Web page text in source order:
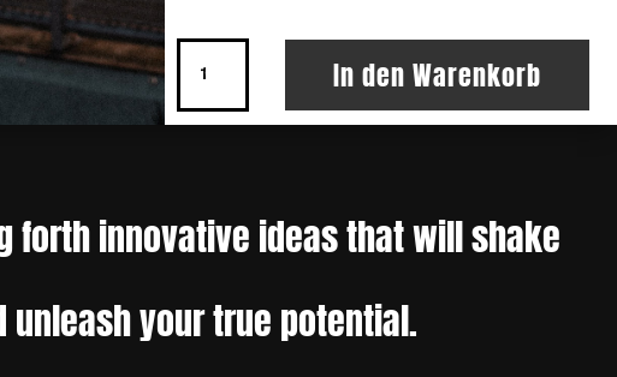
T-
Shirt
Unleash
Your
In den Warenkorb
forth innovative ideas that will shake
unleash your true potential.